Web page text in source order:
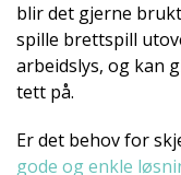
blir det gjerne
spille brettspill
arbeidslys, og kan
tett på.
Er det behov for
gode og enkle